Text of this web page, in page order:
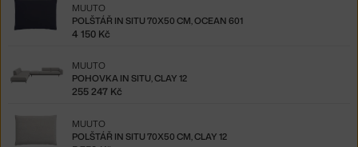
POLŠTÁŘ IN SITU 70X50 CM, OCEAN 601
MUUTO
4 150 Kč
POHOVKA IN SITU, CLAY 12
MUUTO
255 247 Kč
POLŠTÁŘ IN SITU 70X50 CM, CLAY 12
MUUTO